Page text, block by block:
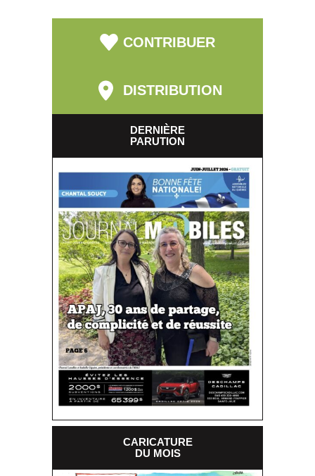
CONTRIBUER
DISTRIBUTION
DERNIÈRE
PARUTION
CARICATURE
DU MOIS